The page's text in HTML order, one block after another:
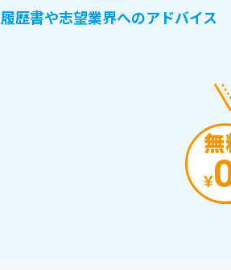
履歴書や志望業界へのアドバイス
無
¥